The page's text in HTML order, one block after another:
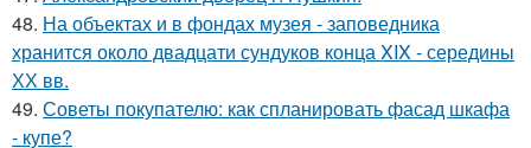
48. На объектах и в фондах музея - заповедника
хранится около двадцати сундуков конца XIX - середины
ХХ вв.
49. Советы покупателю: как спланировать фасад шкафа
- купе?